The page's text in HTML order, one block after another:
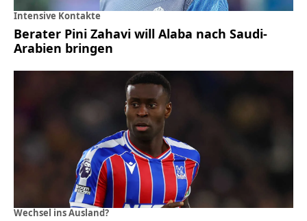
Intensive Kontakte
Berater Pini Zahavi will Alaba nach Saudi-
Arabien bringen
Wechsel ins Ausland?